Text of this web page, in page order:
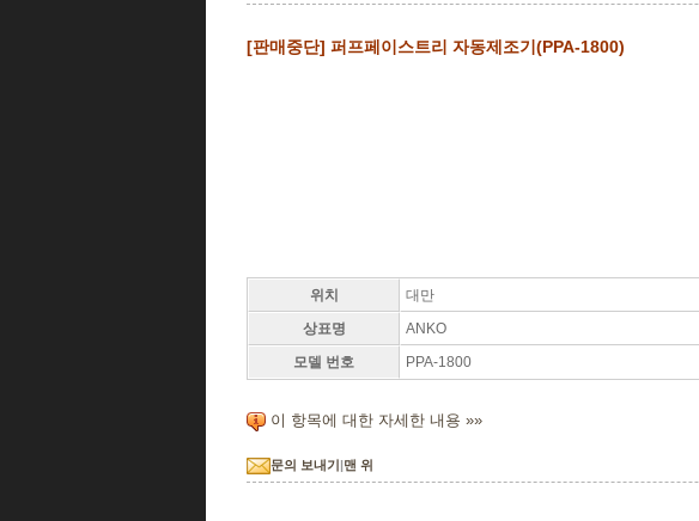
[판매중단] 퍼프페이스트리 자동제조기(PPA-1800)
위치
대만
상표명
ANKO
모델 번호
PPA-1800
이 항목에 대한 자세한 내용 »»
문의 보내기|맨 위